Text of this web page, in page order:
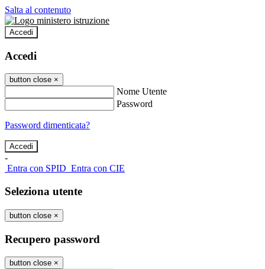
Salta al contenuto
Accedi
Accedi
button close ×
Nome Utente
Password
Password dimenticata?
-
Entra con SPID Entra con CIE
Seleziona utente
button close ×
Recupero password
button close ×